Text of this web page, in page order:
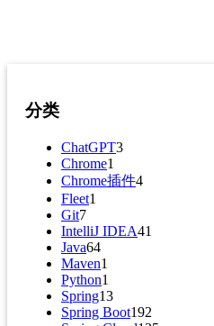
分类
ChatGPT3
Chrome1
Chrome插件4
Fleet1
Git7
IntelliJ IDEA41
Java64
Maven1
Python1
Spring13
Spring Boot192